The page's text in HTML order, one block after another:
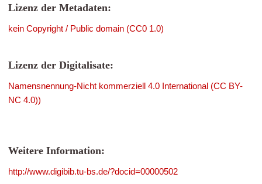
Lizenz der Metadaten:
kein Copyright / Public domain (CC0 1.0)
Lizenz der Digitalisate:
Namensnennung-Nicht kommerziell 4.0 International (CC BY-
NC 4.0))
Weitere Information:
http://www.digibib.tu-bs.de/?docid=00000502